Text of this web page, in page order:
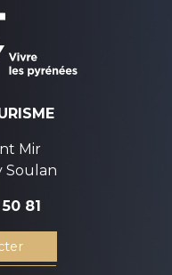
Mir
Soulan
81